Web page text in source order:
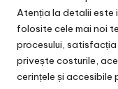
Atenția la detalii
folosite cele mai noi
procesului, satisfacția
privește costurile,
cerințele și